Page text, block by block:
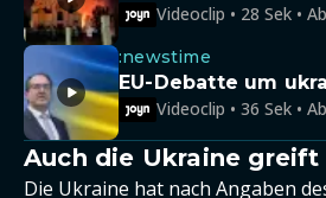
Videoclip • 28 Sek •
:newstime
EU-Debatte um
Videoclip • 36 Sek •
Auch die Ukraine greift
Die Ukraine hat nach Angaben